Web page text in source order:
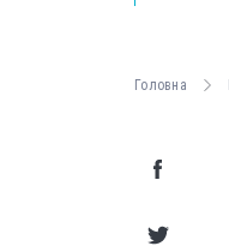
Головна